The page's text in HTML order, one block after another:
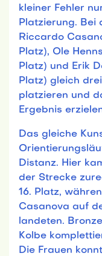
kleiner Fehler
Platzierung. Bei
Riccardo
Platz), Ole
Platz) und Erik
Platz) gleich
platzieren und
Ergebnis
Das gleiche
Distanz. Hier
der Strecke
16. Platz,
Casanova auf
landeten.
Kolbe
Die Frauen